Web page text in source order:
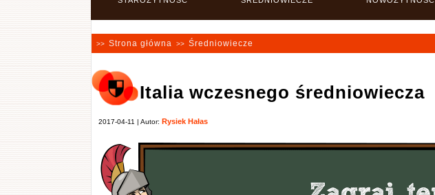
>> Strona główna >> Średniowiecze
Italia wczesnego średniowiecza
2017-04-11 | Autor: Rysiek Hałas